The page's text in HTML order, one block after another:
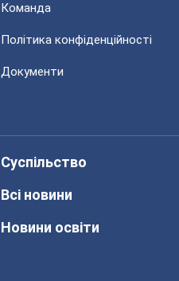
Команда
Політика конфіденційності
Документи
Суспільство
Всі новини
Новини освіти